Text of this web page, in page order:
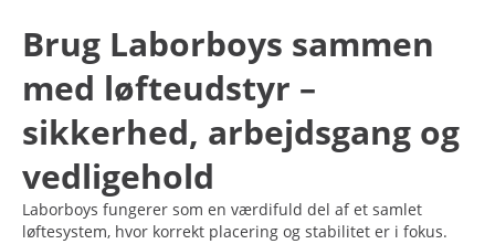
Brug Laborboys sammen
med løfteudstyr –
sikkerhed, arbejdsgang og
vedligehold
Laborboys fungerer som en værdifuld del af et samlet
løftesystem, hvor korrekt placering og stabilitet er i fokus.